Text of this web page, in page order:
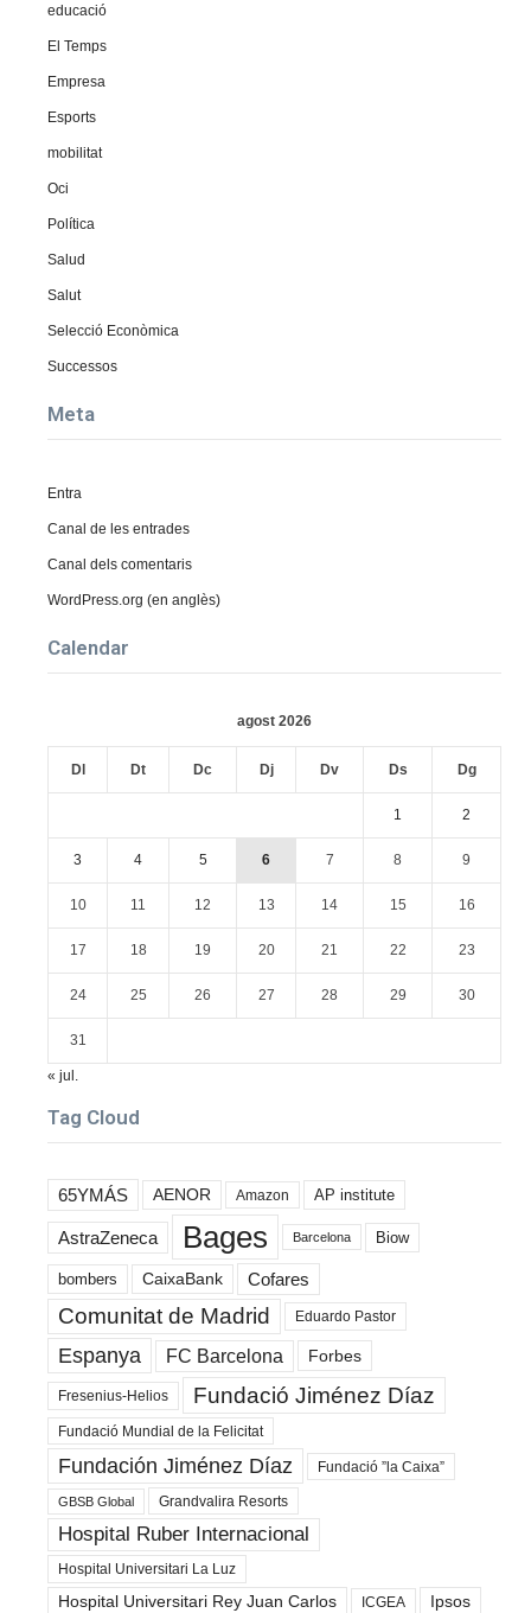
educació
El Temps
Empresa
Esports
mobilitat
Oci
Política
Salud
Salut
Selecció Econòmica
Successos
Meta
Entra
Canal de les entrades
Canal dels comentaris
WordPress.org (en anglès)
Calendar
agost 2026
Dl Dt Dc Dj Dv Ds Dg
1 2
3 4 5 6 7 8 9
10 11 12 13 14 15 16
17 18 19 20 21 22 23
24 25 26 27 28 29 30
31
« jul.
Tag Cloud
65YMÁS AENOR Amazon AP institute
AstraZeneca Bages Barcelona Biow
bombers CaixaBank Cofares
Comunitat de Madrid Eduardo Pastor
Espanya FC Barcelona Forbes
Fresenius-Helios Fundació Jiménez Díaz
Fundació Mundial de la Felicitat
Fundación Jiménez Díaz Fundació ”la Caixa”
GBSB Global Grandvalira Resorts
Hospital Ruber Internacional
Hospital Universitari La Luz
Hospital Universitari Rey Juan Carlos ICGEA Ipsos